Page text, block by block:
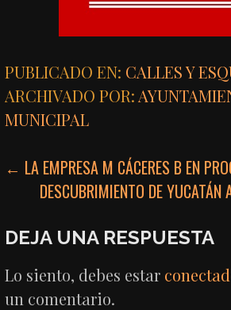
PUBLICADO EN: CALLES Y
ARCHIVADO POR:
MUNICIPAL
NAVEGACIÓN
DE
ENTRADAS
← LA EMPRESA M CÁCERES B EN
DESCUBRIMIENTO DE
DEJA UNA RESPUESTA
Lo siento, debes estar
un comentario.